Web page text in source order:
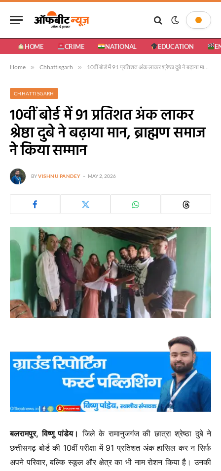
HOME CRIME NATIONAL EDUCATION
Home » Chhattisgarh » 10वीं बोर्ड में 91 प्रतिशत अंक लाकर श्रेष्ठा दुबे ने बढ़ाया मान, ब्राह्मण समाज ने किया सम्मान
CHHATTISGARH
10वीं बोर्ड में 91 प्रतिशत अंक लाकर
श्रेष्ठा दुबे ने बढ़ाया मान, ब्राह्मण समाज
ने किया सम्मान
BYVISHNU PANDEY MAY 2, 2026
बलरामपुर, विष्णु पांडेय। जिले के रामानुजगंज की छात्रा श्रेष्ठा दुबे ने
छत्तीसगढ़ बोर्ड की 10वीं परीक्षा में 91 प्रतिशत अंक हासिल कर न सिर्फ
अपने परिवार, बल्कि स्कूल और क्षेत्र का भी नाम रोशन किया है। उनकी